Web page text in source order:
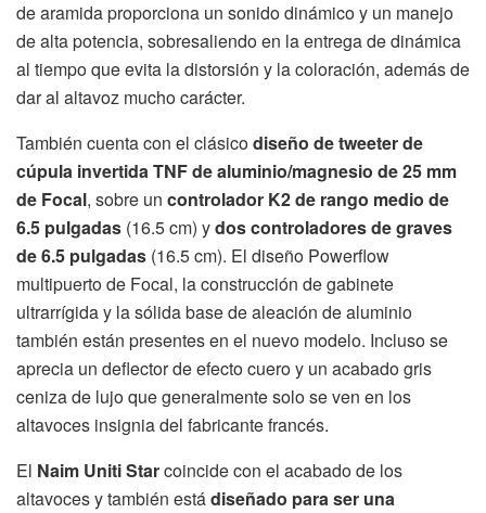
de aramida proporciona un sonido dinámico y un manejo
de alta potencia, sobresaliendo en la entrega de dinámica
al tiempo que evita la distorsión y la coloración, además de
dar al altavoz mucho carácter.
También cuenta con el clásicodiseño de tweeter de
cúpula invertida TNF de aluminio/magnesio de 25 mm
de Focal, sobre un controlador K2 de rango medio de
6.5 pulgadas (16.5 cm) ydos controladores de graves
de 6.5 pulgadas (16.5 cm). El diseño Powerflow
multipuerto de Focal, la construcción de gabinete
ultrarrígida y la sólida base de aleación de aluminio
también están presentes en el nuevo modelo. Incluso se
aprecia un deflector de efecto cuero y un acabado gris
ceniza de lujo que generalmente solo se ven en los
altavoces insignia del fabricante francés.
El Naim Uniti Starcoincide con el acabado de los
altavoces y también estádiseñado para ser una